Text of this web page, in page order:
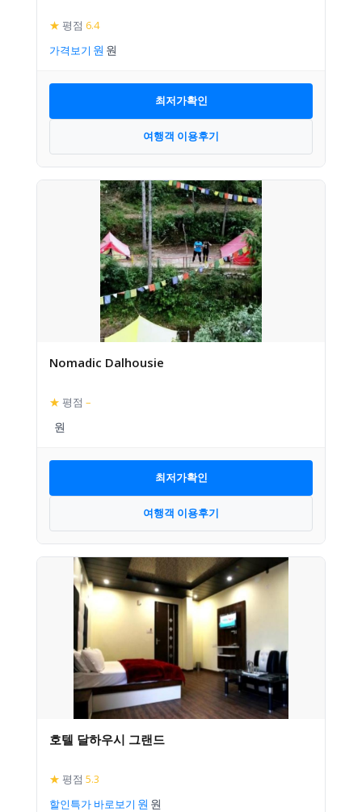
★ 평점 6.4
가격보기
최저가확인
여행객 이용후기
Nomadic Dalhousie
★ 평점 –
최저가확인
여행객 이용후기
호텔 달하우시 그랜드
★ 평점 5.3
할인특가 바로보기